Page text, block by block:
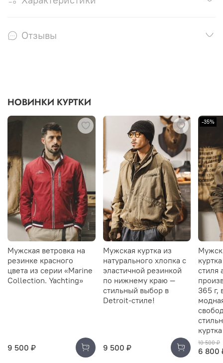
Отзывы
НОВИНКИ КУРТКИ
Мужская ветровка на
резинке красного
цвета из серии «Marine
Collection. Yachting»
9 500 ₽
Мужская куртка из
натурального хлопка с
эластичной резинкой
по нижнему краю —
стильный выбор в
Detroit-стиле!
9 500 ₽
-35%
стиля
365 г,
10 500 ₽
6 800